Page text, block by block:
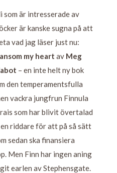
som är intresserade av
är kanske sugna på att
vad jag läser just nu:
my heart av Meg
– en inte helt ny bok
den temperamentsfulla
vackra jungfrun Finnula
som har blivit övertalad
riddare för att på så sätt
sedan ska finansiera
Men Finn har ingen aning
earlen av Stephensgate.